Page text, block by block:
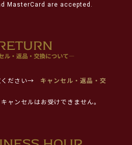
MasterCard are accepted.
ください→
キャンセル・返品・交
ャンセルはお受けできません。